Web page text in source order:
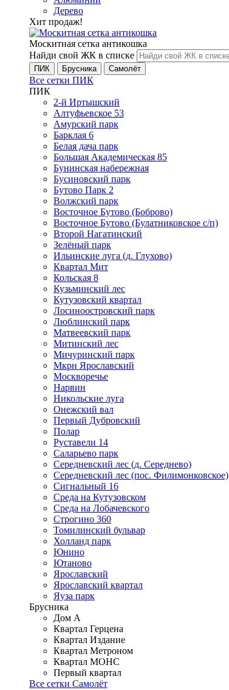
Дерево
Хит продаж!
Москитная сетка антикошка
Найди свой ЖК в списке
ПИК Брусника Самолёт
Все сетки ПИК
ПИК
2-й Иртышский
Алтуфьевское 53
Амурский парк
Барклая 6
Белая дача парк
Большая Академическая 85
Бунинская набережная
Бусиновский парк
Бутово Парк 2
Волжский парк
Восточное Бутово (Боброво)
Восточное Бутово (Булатниковское с/п)
Второй Нагатинский
Зелёный парк
Ильинские луга (д. Глухово)
Квартал Мит
Кольская 8
Кузьминский лес
Кутузовский квартал
Лосиноостровский парк
Люблинский парк
Матвеевский парк
Митинский лес
Мичуринский парк
Мкрн Ярославский
Москворечье
Нарвин
Никольские луга
Онежский вал
Первый Дубровский
Полар
Руставели 14
Саларьево парк
Середневский лес (д. Середнево)
Середневский лес (пос. Филимонковское)
Сигнальный 16
Среда на Кутузовском
Среда на Лобачевского
Строгино 360
Томилинский бульвар
Холланд парк
Юнино
Ютаново
Ярославский
Ярославский квартал
Яуза парк
Брусника
Дом А
Квартал Герцена
Квартал Издание
Квартал Метроном
Квартал МОНС
Первый квартал
Все сетки Самолёт